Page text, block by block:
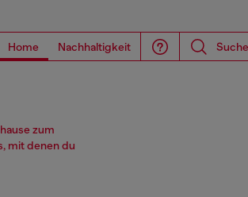
Home Nachhaltigkeit
zum
mit denen du